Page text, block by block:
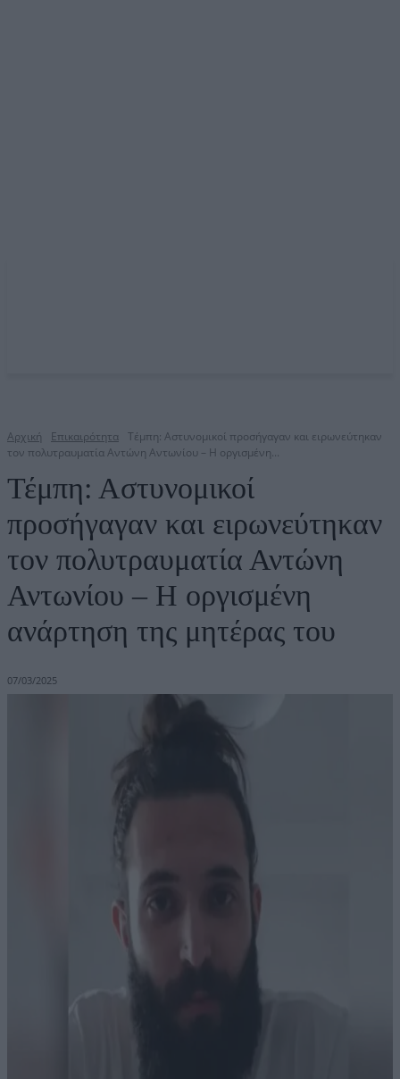
Αρχική Επικαιρότητα Τέμπη: Αστυνομικοί προσήγαγαν και ειρωνεύτηκαν
τον πολυτραυματία Αντώνη Αντωνίου – Η οργισμένη...
Τέμπη: Αστυνομικοί
προσήγαγαν και ειρωνεύτηκαν
τον πολυτραυματία Αντώνη
Αντωνίου – Η οργισμένη
ανάρτηση της μητέρας του
07/03/2025